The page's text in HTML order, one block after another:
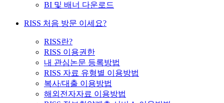
BI 및 배너 다운로드
RISS 처음 방문 이세요?
RISS란?
RISS 이용권한
내 관심논문 등록방법
RISS 자료 유형별 이용방법
복사/대출 이용방법
해외전자자료 이용방법